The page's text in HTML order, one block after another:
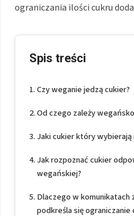
ograniczania ilości cukru
Spis treści
Czy weganie jedzą cukier?
Od czego zależy
Jaki cukier który wybierają
Jak rozpoznać cukier
wegańskiej?
Dlaczego w
podkreśla się ograniczanie